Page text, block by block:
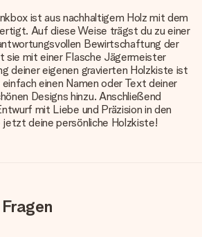
ist aus nachhaltigem Holz mit dem
Auf diese Weise trägst du zu einer
Bewirtschaftung der
sie mit einer Flasche Jägermeister
deiner eigenen gravierten Holzkiste ist
einen Namen oder Text deiner
Designs hinzu. Anschließend
mit Liebe und Präzision in den
deine persönliche Holzkiste!